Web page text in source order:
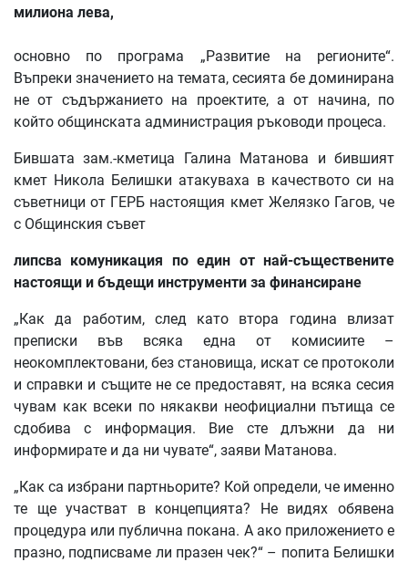
милиона лева,
основно по програма „Развитие на регионите“.
Въпреки значението на темата, сесията бе доминирана
не от съдържанието на проектите, а от начина, по
който общинската администрация ръководи процеса.
Бившата зам.-кметица Галина Матанова и бившият
кмет Никола Белишки атакуваха в качеството си на
съветници от ГЕРБ настоящия кмет Желязко Гагов, че
с Общинския съвет
липсва комуникация по един от най-съществените
настоящи и бъдещи инструменти за финансиране
„Как да работим, след като втора година влизат
преписки във всяка една от комисиите –
неокомплектовани, без становища, искат се протоколи
и справки и същите не се предоставят, на всяка сесия
чувам как всеки по някакви неофициални пътища се
сдобива с информация. Вие сте длъжни да ни
информирате и да ни чувате“, заяви Матанова.
„Как са избрани партньорите? Кой определи, че именно
те ще участват в концепцията? Не видях обявена
процедура или публична покана. А ако приложението е
празно, подписваме ли празен чек?“ – попита Белишки